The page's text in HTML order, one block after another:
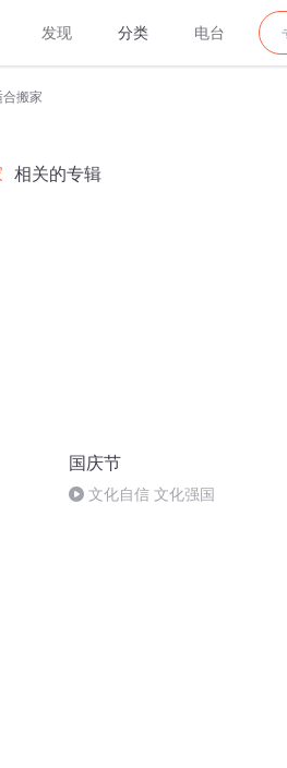
发现 分类 电台
搬家
相关的专辑
国庆节
文化自信 文化强国